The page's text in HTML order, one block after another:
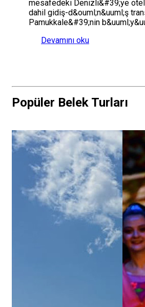
mesafedeki Denizli&#39;ye
dahil gidiş-d&ouml;n&uuml;ş
Pamukkale&#39;nin
Devamını oku
Popüler Belek Turları